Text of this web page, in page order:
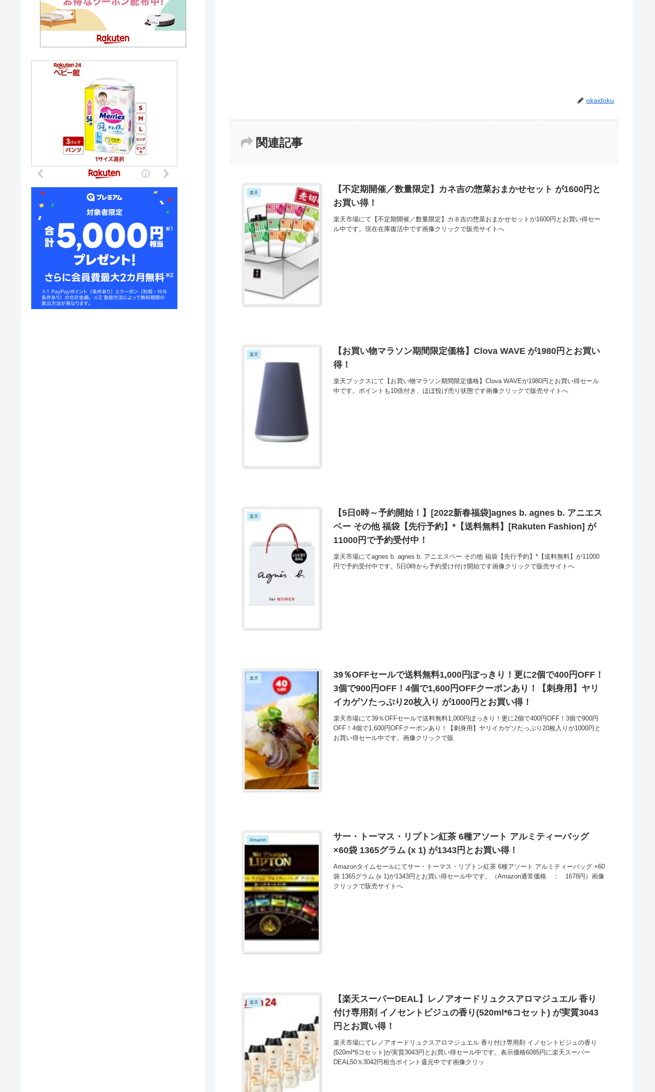
okaidoku
関連記事
楽天
【不定期開催／数量限定】カネ吉の惣菜おまかせセット が1600円と
お買い得！
楽天市場にて【不定期開催／数量限定】カネ吉の惣菜おまかせセットが1600円とお買い得セー
ル中です。現在在庫復活中です画像クリックで販売サイトへ
楽天
【お買い物マラソン期間限定価格】Clova WAVE が1980円とお買い
得！
楽天ブックスにて【お買い物マラソン期間限定価格】Clova WAVEが1980円とお買い得セール
中です。ポイントも10倍付き、ほぼ投げ売り状態です画像クリックで販売サイトへ
楽天
【5日0時～予約開始！】[2022新春福袋]agnes b. agnes b. アニエス
ベー その他 福袋【先行予約】*【送料無料】[Rakuten Fashion] が
11000円で予約受付中！
楽天市場にてagnes b. agnes b. アニエスベー その他 福袋【先行予約】*【送料無料】が11000
円で予約受付中です。5日0時から予約受け付け開始です画像クリックで販売サイトへ
楽天
39％OFFセールで送料無料1,000円ぽっきり！更に2個で400円OFF！
3個で900円OFF！4個で1,600円OFFクーポンあり！【刺身用】ヤリ
イカゲソたっぷり20枚入り が1000円とお買い得！
楽天市場にて39％OFFセールで送料無料1,000円ぽっきり！更に2個で400円OFF！3個で900円
OFF！4個で1,600円OFFクーポンあり！【刺身用】ヤリイカゲソたっぷり20枚入りが1000円と
お買い得セール中です。画像クリックで販
Amazon
サー・トーマス・リプトン紅茶 6種アソート アルミティーバッグ
×60袋 1365グラム (x 1) が1343円とお買い得！
Amazonタイムセールにてサー・トーマス・リプトン紅茶 6種アソート アルミティーバッグ ×60
袋 1365グラム (x 1)が1343円とお買い得セール中です。（Amazon通常価格 ： 1678円）画像
クリックで販売サイトへ
楽天
【楽天スーパーDEAL】レノアオードリュクスアロマジュエル 香り
付け専用剤 イノセントビジュの香り(520ml*6コセット) が実質3043
円とお買い得！
楽天市場にてレノアオードリュクスアロマジュエル 香り付け専用剤 イノセントビジュの香り
(520ml*6コセット)が実質3043円とお買い得セール中です。表示価格6085円に楽天スーパー
DEAL50％3042円相当ポイント還元中です画像クリッ